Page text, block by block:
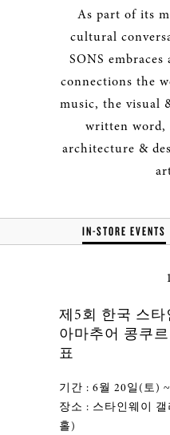
As part of its
cultural
SONS
connections the
music, the visual
written word,
architecture &
IN-STORE EVENTS
제5회 한국 스타
아마추어 콩쿠
표
기간 : 6월 20일(토)
장소 : 스타인웨이
홀)